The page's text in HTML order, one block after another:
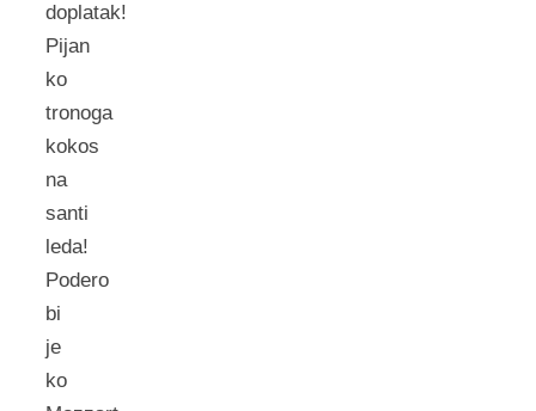
doplatak!
Pijan
ko
tronoga
kokos
na
santi
leda!
Podero
bi
je
ko